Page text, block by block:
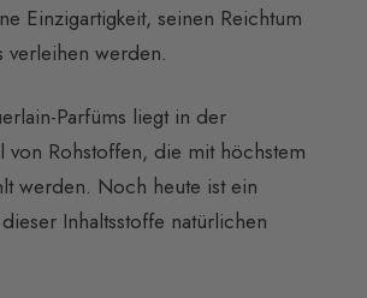
Einzigartigkeit, seinen Reichtum
verleihen werden.
Parfüms liegt in der
von Rohstoffen, die mit höchstem
werden. Noch heute ist ein
Inhaltsstoffe natürlichen